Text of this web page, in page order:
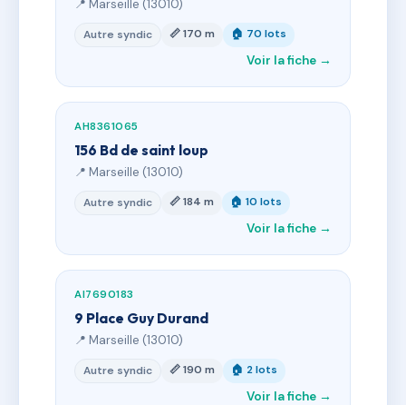
📍 Marseille (13010)
Autre syndic 📏 170 m 🏠 70 lots
Voir la fiche →
AH8361065
156 Bd de saint loup
📍 Marseille (13010)
Autre syndic 📏 184 m 🏠 10 lots
Voir la fiche →
AI7690183
9 Place Guy Durand
📍 Marseille (13010)
Autre syndic 📏 190 m 🏠 2 lots
Voir la fiche →